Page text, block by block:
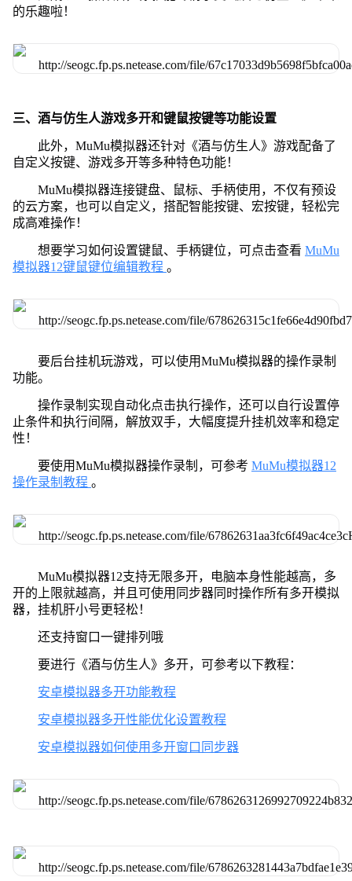
的乐趣啦！
三、酒与仿生人游戏多开和键鼠按键等功能设置
此外，MuMu模拟器还针对《酒与仿生人》游戏配备了
自定义按键、游戏多开等多种特色功能！
MuMu模拟器连接键盘、鼠标、手柄使用，不仅有预设
的云方案，也可以自定义，搭配智能按键、宏按键，轻松完
成高难操作！
想要学习如何设置键鼠、手柄键位，可点击查看 MuMu
模拟器12键鼠键位编辑教程 。
要后台挂机玩游戏，可以使用MuMu模拟器的操作录制
功能。
操作录制实现自动化点击执行操作，还可以自行设置停
止条件和执行间隔，解放双手，大幅度提升挂机效率和稳定
性！
要使用MuMu模拟器操作录制，可参考 MuMu模拟器12
操作录制教程 。
MuMu模拟器12支持无限多开，电脑本身性能越高，多
开的上限就越高，并且可使用同步器同时操作所有多开模拟
器，挂机肝小号更轻松！
还支持窗口一键排列哦
要进行《酒与仿生人》多开，可参考以下教程：
安卓模拟器多开功能教程
安卓模拟器多开性能优化设置教程
安卓模拟器如何使用多开窗口同步器